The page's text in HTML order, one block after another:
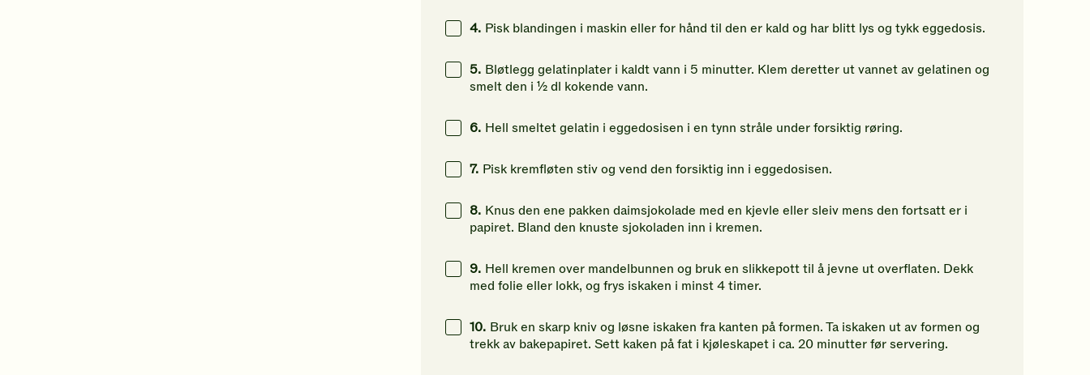
4. Pisk blandingen i maskin eller for hånd til den er kald og har blitt lys og tykk eggedosis.
5. Bløtlegg gelatinplater i kaldt vann i 5 minutter. Klem deretter ut vannet av gelatinen og
smelt den i ½ dl kokende vann.
6. Hell smeltet gelatin i eggedosisen i en tynn stråle under forsiktig røring.
7. Pisk kremfløten stiv og vend den forsiktig inn i eggedosisen.
8. Knus den ene pakken daimsjokolade med en kjevle eller sleiv mens den fortsatt er i
papiret. Bland den knuste sjokoladen inn i kremen.
9. Hell kremen over mandelbunnen og bruk en slikkepott til å jevne ut overflaten. Dekk
med folie eller lokk, og frys iskaken i minst 4 timer.
10. Bruk en skarp kniv og løsne iskaken fra kanten på formen. Ta iskaken ut av formen og
trekk av bakepapiret. Sett kaken på fat i kjøleskapet i ca. 20 minutter før servering.